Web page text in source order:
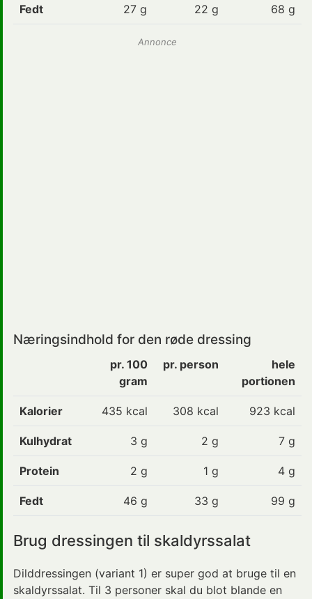
Fedt 27 g 22 g 68 g
Annonce
Næringsindhold for den røde dressing
pr. 100
gram
pr. person
hele
portionen
Kalorier 435 kcal 308 kcal 923 kcal
Kulhydrat 3 g 2 g 7 g
Protein 2 g 1 g 4 g
Fedt 46 g 33 g 99 g
Brug dressingen til skaldyrssalat
Dilddressingen (variant 1) er super god at bruge til en
skaldyrssalat. Til 3 personer skal du blot blande en